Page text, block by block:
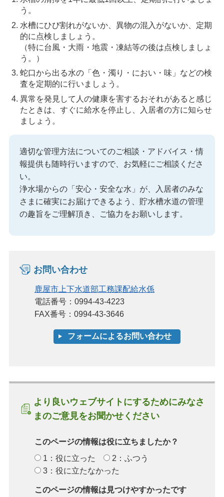
う。
水槽にひび割れがないか、異物の混入がないか、定期
的に点検しましょう。
（特に台風・大雨・地震・凍結等の後は点検しましょ
う。）
蛇口から出る水の「色・濁り・におい・味」などの検
査を定期的に行いましょう。
異常を発見して人の健康を害するおそれがあると感じ
たときは、すぐに給水を停止し、入居者の方に知らせ
ましょう。
適切な管理方法についてのご相談・アドバイス・情
報提供も随時行いますので、お気軽にご相談くださ
い。
浄水場からの「安心・安全な水」が、入居者のみな
さまに確実にお届けできるよう、貯水槽水道の管理
の趣旨をご理解頂き、ご協力をお願いします。
お問い合わせ
鹿屋市上下水道部工務課配給水係
電話番号：0994-43-4223
FAX番号：0994-43-3646
より良いウェブサイトにするためにみなさ
まのご意見をお聞かせください
このページの情報は役に立ちましたか？
1：役に立った
2：ふつう
3：役に立たなかった
このページの情報は見つけやすかったです